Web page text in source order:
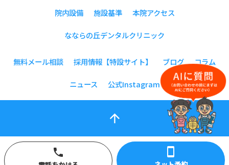
phone smartphone
院内設備 施設基準 本院アクセス
なならの丘デンタルクリニック
無料メール相談 採用情報【特設サイト】 ブログ コラム
ニュース 公式Instagram
arrow_upward